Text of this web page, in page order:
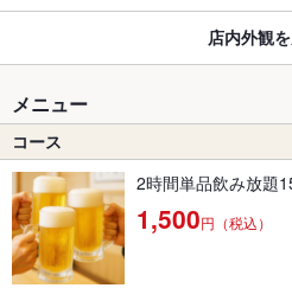
店内外観
メニュー
コース
2時間単品飲み放題
1,500円（税込）